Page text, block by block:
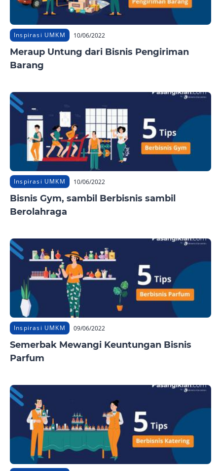
Inspirasi UMKM 10/06/2022
Meraup Untung dari Bisnis Pengiriman
Barang
Inspirasi UMKM 10/06/2022
Bisnis Gym, sambil Berbisnis sambil
Berolahraga
Inspirasi UMKM 09/06/2022
Semerbak Mewangi Keuntungan Bisnis
Parfum